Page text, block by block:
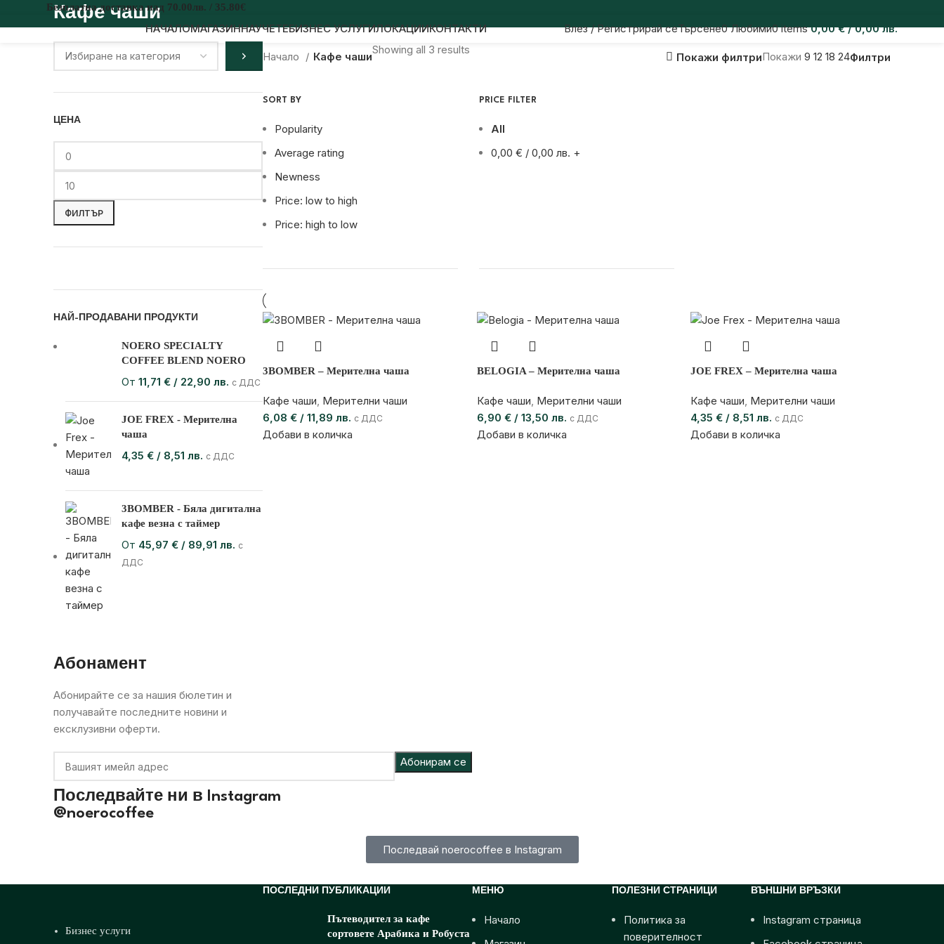
Безплатна доставка над 70.00лв. / 35.80€
НАЧАЛОМАГАЗИННАУЧЕТЕБИЗНЕС УСЛУГИЛОКАЦИИКОНТАКТИ Влез / Регистрирай сеТърсене0Любими0items 0,00€/ 0,00 лв.
Кафе чаши
ЦЕНА
ФИЛТЪР
НАЙ-ПРОДАВАНИ ПРОДУКТИ
NOERO SPECIALTY
COFFEE BLEND NOERO
От 11,71 € / 22,90 лв. с ДДС
JOE FREX - Мерителна
чаша
4,35 € / 8,51 лв. с ДДС
3BOMBER - Бяла дигитална
кафе везна с таймер
От 45,97 € / 89,91 лв. с
ДДС
Начало Кафе чаши
Showing all 3 results
Покажи филтриПокажи 9 12 18 24Филтри
SORT BY
Popularity
Average rating
Newness
Price: low to high
Price: high to low
PRICE FILTER
All
0,00 € / 0,00 лв. +
3BOMBER – Мерителна чаша
Кафе чаши, Мерителни чаши
6,08 € / 11,89 лв. с ДДС
Добави в количка
BELOGIA – Мерителна чаша
Кафе чаши, Мерителни чаши
6,90 €/ 13,50 лв. с ДДС
Добави в количка
JOE FREX – Мерителна чаша
Кафе чаши, Мерителни чаши
4,35€ / 8,51 лв. с ДДС
Добави в количка
Абонамент
Абонирайте се за нашия бюлетин и
получавайте последните новини и
ексклузивни оферти.
Последвайте ни в
Instagram
@noerocoffee
Последвай noerocoffee в Instagram
Бизнес услуги
ПОСЛЕДНИ ПУБЛИКАЦИИ
Пътеводител за кафе
сортовете Арабика и Робуста
МЕНЮ
Начало
ПОЛЕЗНИ СТРАНИЦИ
Политика за
поверителност
ВЪНШНИ ВРЪЗКИ
Instagram страница